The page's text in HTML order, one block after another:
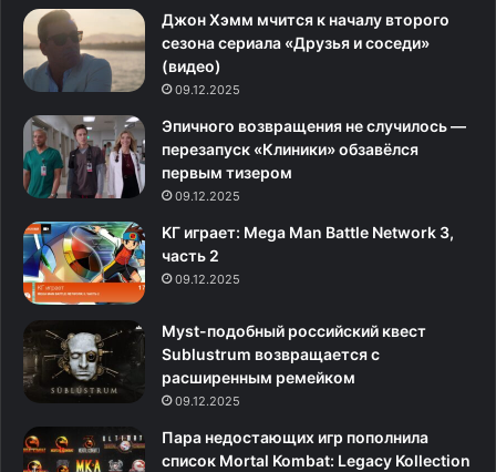
автора
Zero
Escape
Джон Хэмм мчится к началу второго
сезона сериала «Друзья и соседи»
(видео)
09.12.2025
Эпичного возвращения не случилось —
перезапуск «Клиники» обзавёлся
первым тизером
09.12.2025
KГ игpaeт: Mega Man Battle Network 3,
часть 2
09.12.2025
Myst-подобный российский квест
Sublustrum возвращается с
расширенным ремейком
09.12.2025
Пара недостающих игр пополнила
список Mortal Kombat: Legacy Kollection